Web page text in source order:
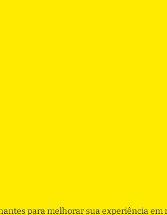
para melhorar sua experiência